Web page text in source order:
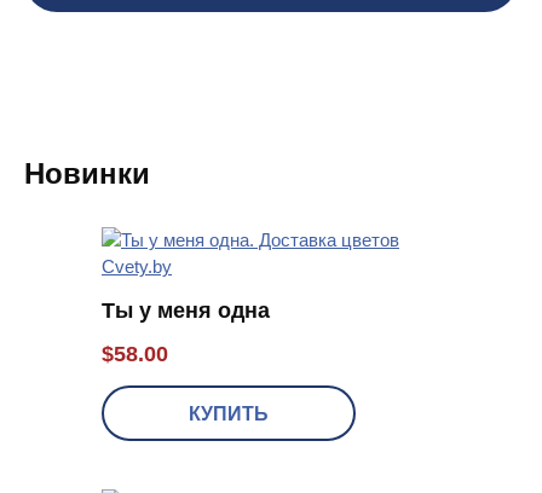
Новинки
Ты у меня одна
$58.00
КУПИТЬ